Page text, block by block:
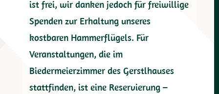
ist frei, wir danken jedoch für freiwillige
Spenden zur Erhaltung unseres
kostbaren Hammerflügels. Für
Veranstaltungen, die im
Biedermeierzimmer des Gerstlhauses
stattfinden, ist eine Reservierung –